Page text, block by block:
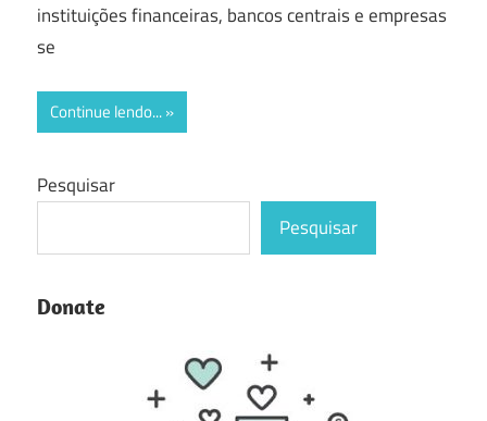
instituições financeiras, bancos centrais e empresas
se
Continue lendo...
Pesquisar
Pesquisar
Donate